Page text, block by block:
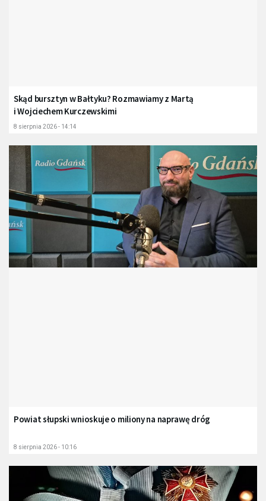
Skąd bursztyn w Bałtyku? Rozmawiamy z Martą
i Wojciechem Kurczewskimi
8 sierpnia 2026 - 14:14
Powiat słupski wnioskuje o miliony na naprawę dróg
8 sierpnia 2026 - 10:16